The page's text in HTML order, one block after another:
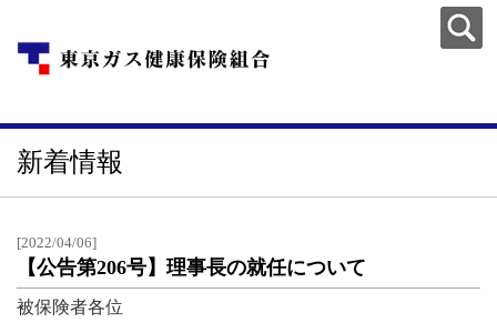
新着情報
[2022/04/06]
【公告第206号】理事長の就任について
被保険者各位